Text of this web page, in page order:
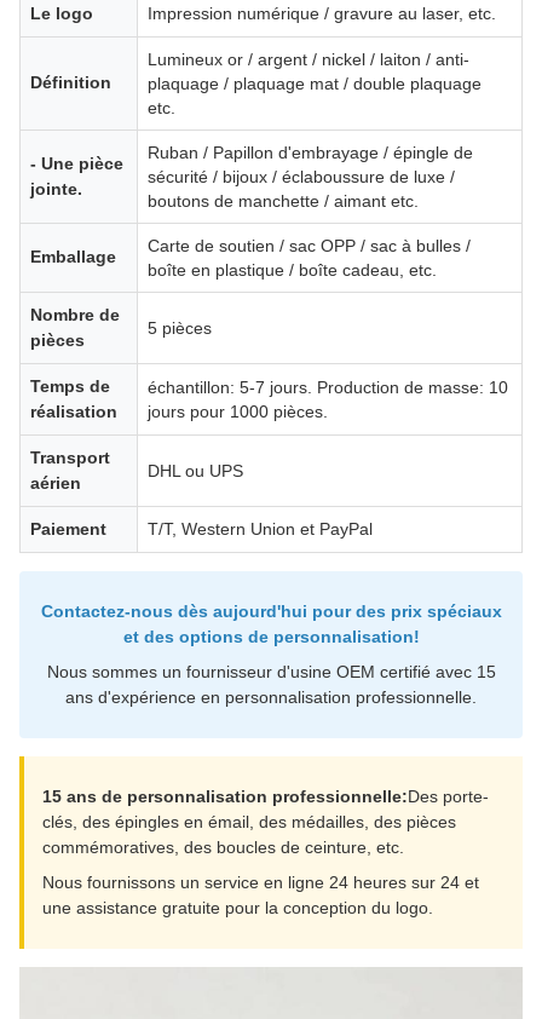
Le logo Impression numérique / gravure au laser, etc.
Définition
Lumineux or / argent / nickel / laiton / anti-
plaquage / plaquage mat / double plaquage
etc.
- Une pièce
jointe.
Ruban / Papillon d'embrayage / épingle de
sécurité / bijoux / éclaboussure de luxe /
boutons de manchette / aimant etc.
Emballage
Carte de soutien / sac OPP / sac à bulles /
boîte en plastique / boîte cadeau, etc.
Nombre de
pièces
5 pièces
Temps de
réalisation
échantillon: 5-7 jours. Production de masse: 10
jours pour 1000 pièces.
Transport
aérien
DHL ou UPS
Paiement T/T, Western Union et PayPal
Contactez-nous dès aujourd'hui pour des prix spéciaux
et des options de personnalisation!
Nous sommes un fournisseur d'usine OEM certifié avec 15
ans d'expérience en personnalisation professionnelle.
15 ans de personnalisation professionnelle:Des porte-
clés, des épingles en émail, des médailles, des pièces
commémoratives, des boucles de ceinture, etc.
Nous fournissons un service en ligne 24 heures sur 24 et
une assistance gratuite pour la conception du logo.